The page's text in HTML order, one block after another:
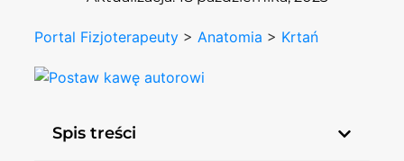
Portal Fizjoterapeuty > Anatomia > Krtań
Spis treści